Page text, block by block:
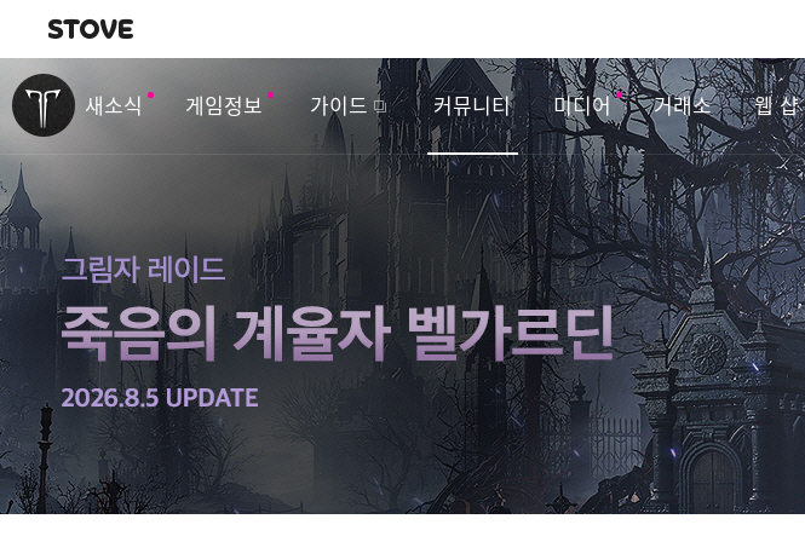
내비게이션
새소식 게임정보 가이드 커뮤니티 미디어 거래소 웹 샵
벤
트
&
업
데
이
트